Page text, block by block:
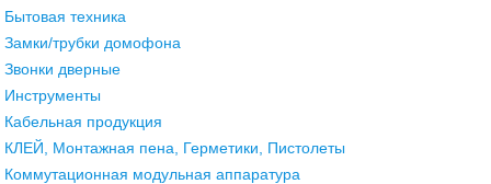
Бытовая техника
Замки/трубки домофона
Звонки дверные
Инструменты
Кабельная продукция
КЛЕЙ, Монтажная пена, Герметики, Пистолеты
Коммутационная модульная аппаратура